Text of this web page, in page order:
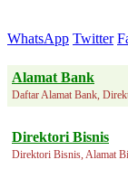
WhatsApp Twitter
Alamat Bank
Daftar Alamat Bank,
Direktori Bisnis
Direktori Bisnis, Alamat